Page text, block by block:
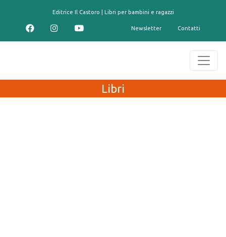
Editrice Il Castoro | Libri per bambini e ragazzi
Newsletter Contatti
Libri